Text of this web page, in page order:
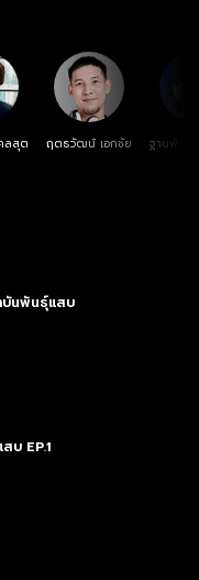
ลสุต ฤตธวัฒน์ เอกชัย ฐานพัฒ
บันพันธุ์แสบ
บ EP.1